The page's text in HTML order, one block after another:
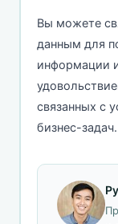
Вы можете
данным для
информации
связанных с
бизнес-задач.